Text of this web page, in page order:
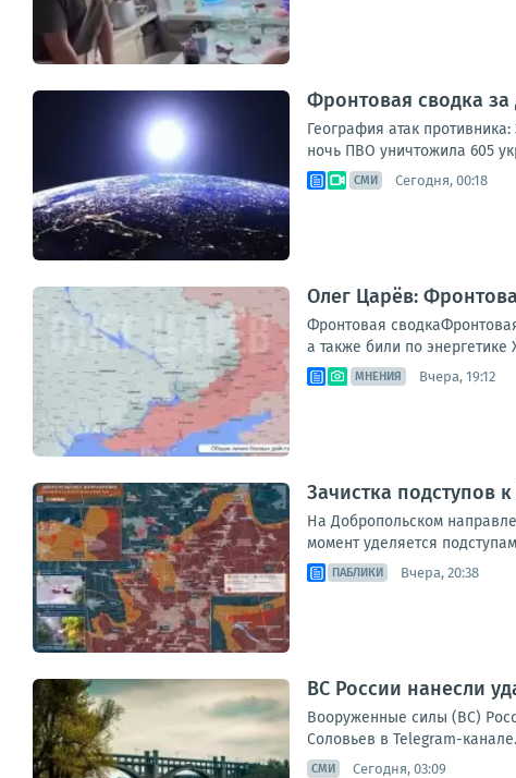
Фронтовая сводка за
География атак
ночь ПВО уничтожила 605
СМИ Сегодня, 00:18
Олег Царёв:
Фронтовая
а также били по энергетике
МНЕНИЯ Вчера, 19:12
Зачистка подступов
На Добропольском
момент уделяется
ПАБЛИКИ Вчера, 20:38
ВС России нанесли
Вооруженные силы (ВС)
Соловьев в Telegram-
СМИ Сегодня, 03:09